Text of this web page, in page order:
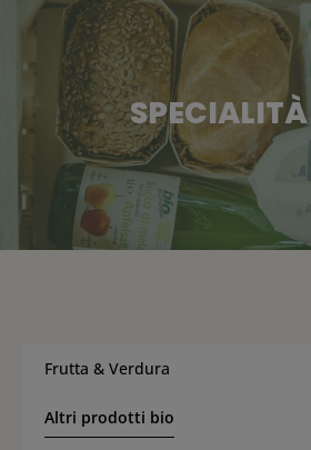
Frutta & Verdura
Altri prodotti bio